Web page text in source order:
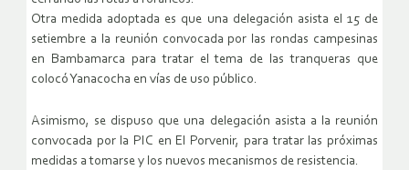
Otra medida adoptada es que una delegación asista el 15 de
setiembre a la reunión convocada por las rondas campesinas
en Bambamarca para tratar el tema de las tranqueras que
colocó Yanacocha en vías de uso público.
Asimismo, se dispuso que una delegación asista a la reunión
convocada por la PIC en El Porvenir, para tratar las próximas
medidas a tomarse y los nuevos mecanismos de resistencia.